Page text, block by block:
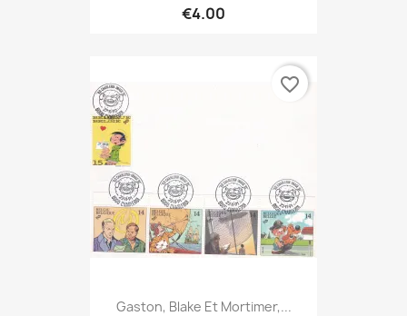
€4.00
Gaston, Blake Et Mortimer,...
favorite_border